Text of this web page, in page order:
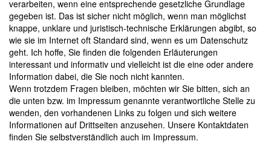
verarbeiten, wenn eine entsprechende gesetzliche Grundlage
gegeben ist. Das ist sicher nicht möglich, wenn man möglichst
knappe, unklare und juristisch-technische Erklärungen abgibt, so
wie sie im Internet oft Standard sind, wenn es um Datenschutz
geht. Ich hoffe, Sie finden die folgenden Erläuterungen
interessant und informativ und vielleicht ist die eine oder andere
Information dabei, die Sie noch nicht kannten.
Wenn trotzdem Fragen bleiben, möchten wir Sie bitten, sich an
die unten bzw. im Impressum genannte verantwortliche Stelle zu
wenden, den vorhandenen Links zu folgen und sich weitere
Informationen auf Drittseiten anzusehen. Unsere Kontaktdaten
finden Sie selbstverständlich auch im Impressum.